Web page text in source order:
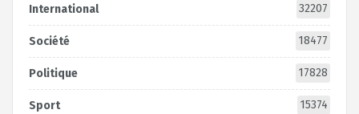
International 32207
Société 18477
Politique 17828
Sport 15374